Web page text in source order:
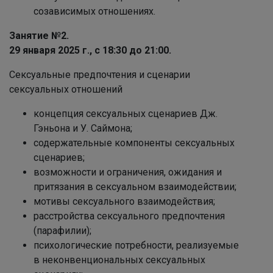
созависимых отношениях.
Занятие №2.
29 января 2025 г., с 18:30 до 21:00.
Сексуальные предпочтения и сценарии
сексуальных отношений
концепция сексуальных сценариев Дж.
Гэньона и У. Саймона;
содержательные компоненты сексуальных
сценариев;
возможности и ограничения, ожидания и
притязания в сексуальном взаимодействии;
мотивы сексуального взаимодействия;
расстройства сексуального предпочтения
(парафилии);
психологические потребности, реализуемые
в неконвенциональных сексуальных